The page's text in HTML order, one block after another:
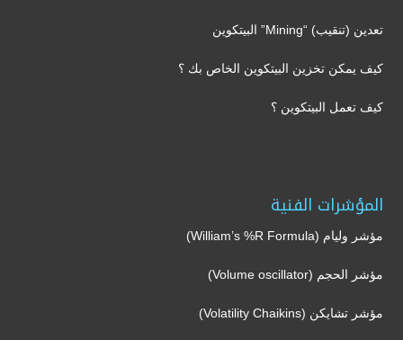
تعدين (تنقيب) “Mining” البيتكوين
كيف يمكن تخزين البيتكوين الخاص بك ؟
كيف تعمل البيتكوين ؟
المؤشرات الفنية
مؤشر وليام (William’s %R Formula)
مؤشر الحجم (Volume oscillator)
مؤشر تشايكن (Volatility Chaikins)